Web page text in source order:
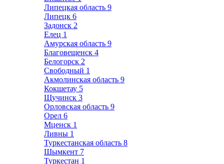
Липецкая область 9
Липецк 6
Задонск 2
Елец 1
Амурская область 9
Благовещенск 4
Белогорск 2
Свободный 1
Акмолинская область 9
Кокшетау 5
Щучинск 3
Орловская область 9
Орел 6
Мценск 1
Ливны 1
Туркестанская область 8
Шымкент 7
Туркестан 1